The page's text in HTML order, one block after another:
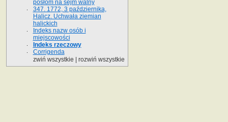
posłom na sejm walny
347. 1772, 3 października,
Halicz. Uchwała ziemian
halickich
Indeks nazw osób i
miejscowości
Indeks rzeczowy
Corrigenda
zwiń wszystkie
rozwiń wszystkie